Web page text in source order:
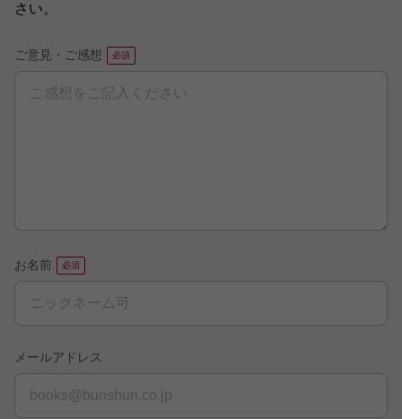
さい。
ご意見・ご感想
お名前
メールアドレス